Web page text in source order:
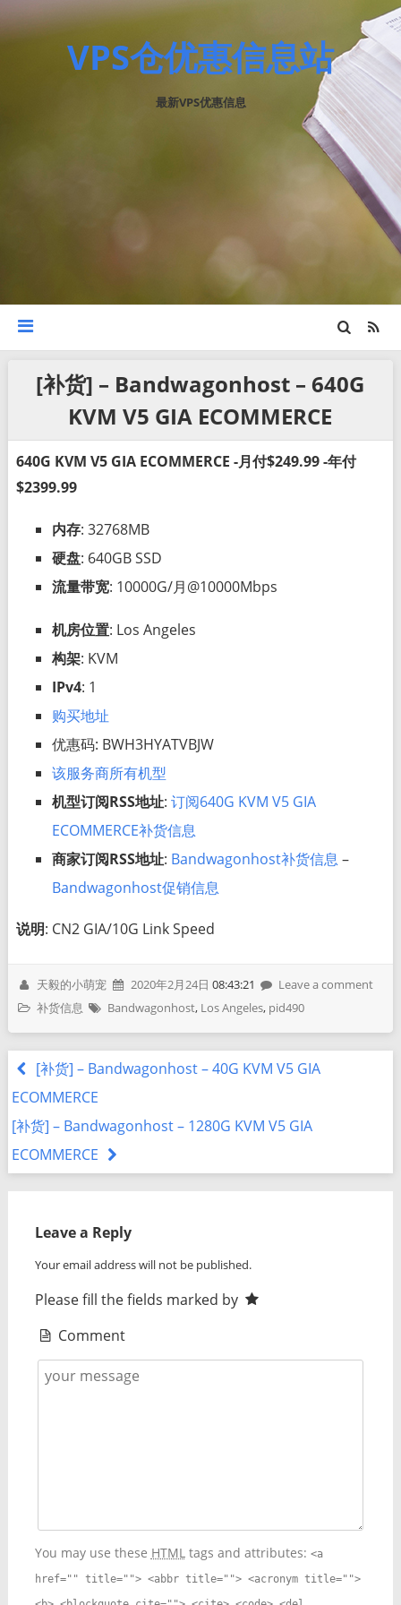
VPS仓优惠信息站
最新VPS优惠信息
[补货] – Bandwagonhost – 640G
KVM V5 GIA ECOMMERCE
640G KVM V5 GIA ECOMMERCE -月付$249.99 -年付
$2399.99
内存: 32768MB
硬盘: 640GB SSD
流量带宽: 10000G/月@10000Mbps
机房位置: Los Angeles
构架: KVM
IPv4: 1
购买地址
优惠码: BWH3HYATVBJW
该服务商所有机型
机型订阅RSS地址: 订阅640G KVM V5 GIA
ECOMMERCE补货信息
商家订阅RSS地址: Bandwagonhost补货信息 –
Bandwagonhost促销信息
说明: CN2 GIA/10G Link Speed
天毅的小萌宠 2020年2月24日 08:43:21
Leave a comment
补货信息
Bandwagonhost, Los Angeles, pid490
[补货] – Bandwagonhost – 40G KVM V5 GIA
ECOMMERCE
[补货] – Bandwagonhost – 1280G KVM V5 GIA
ECOMMERCE
Leave a Reply
Your email address will not be published.
Please fill the fields marked by
Comment
You may use these HTMLtags and attributes: <a
href="" title=""> <abbr title=""> <acronym title="">